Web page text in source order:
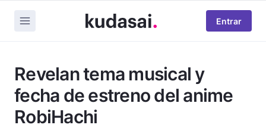
Entrar
Revelan tema musical y
fecha de estreno del anime
RobiHachi